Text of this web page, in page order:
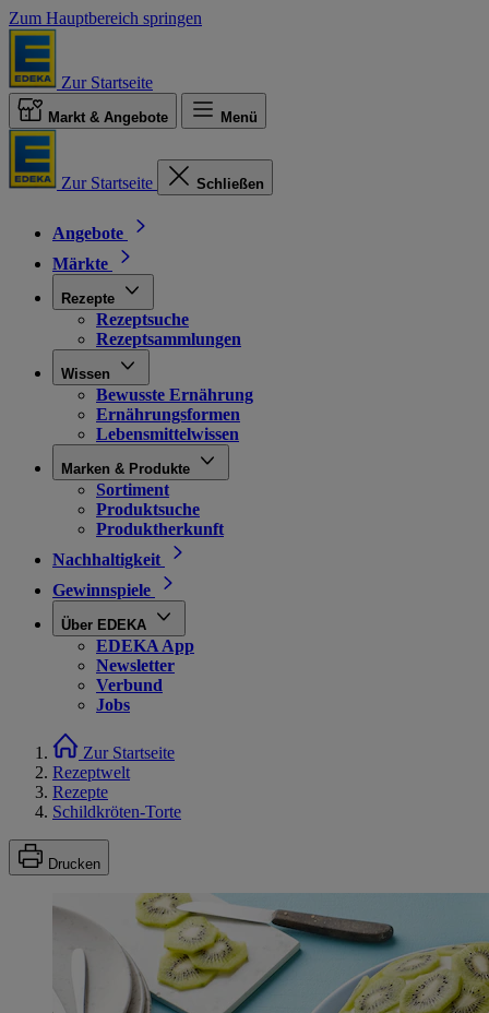
Zum Hauptbereich springen
Zur Startseite
Markt & Angebote Menü
Zur Startseite Schließen
Angebote
Märkte
Rezepte
Rezeptsuche
Rezeptsammlungen
Wissen
Bewusste Ernährung
Ernährungsformen
Lebensmittelwissen
Marken & Produkte
Sortiment
Produktsuche
Produktherkunft
Nachhaltigkeit
Gewinnspiele
Über EDEKA
EDEKA App
Newsletter
Verbund
Jobs
Zur Startseite
Rezeptwelt
Rezepte
Schildkröten-Torte
Drucken